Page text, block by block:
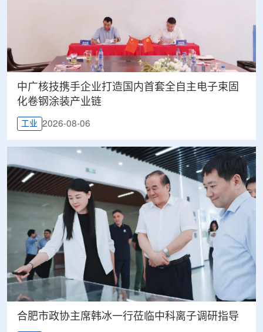
中广核技携手企业打造国内首套全自主电子束固
化卷钢涂装产业链
工业 2026-08-06
合肥市政协主席韩冰一行莅临中科离子调研指导